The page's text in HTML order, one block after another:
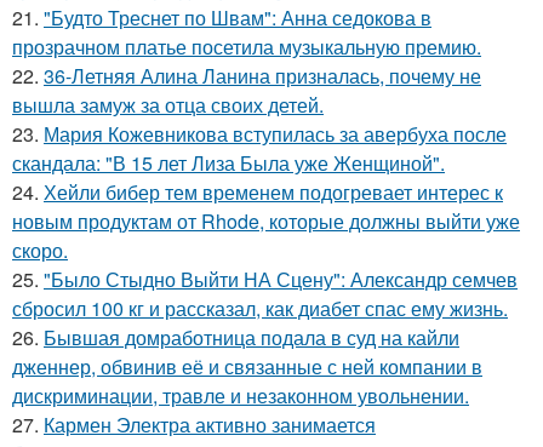
21. "Будто Треснет по Швам": Анна седокова в
прозрачном платье посетила музыкальную премию.
22. 36-Летняя Алина Ланина призналась, почему не
вышла замуж за отца своих детей.
23. Мария Кожевникова вступилась за авербуха после
скандала: "В 15 лет Лиза Была уже Женщиной".
24. Хейли бибер тем временем подогревает интерес к
новым продуктам от Rhode, которые должны выйти уже
скоро.
25. "Было Стыдно Выйти НА Сцену": Александр семчев
сбросил 100 кг и рассказал, как диабет спас ему жизнь.
26. Бывшая домработница подала в суд на кайли
дженнер, обвинив её и связанные с ней компании в
дискриминации, травле и незаконном увольнении.
27. Кармен Электра активно занимается